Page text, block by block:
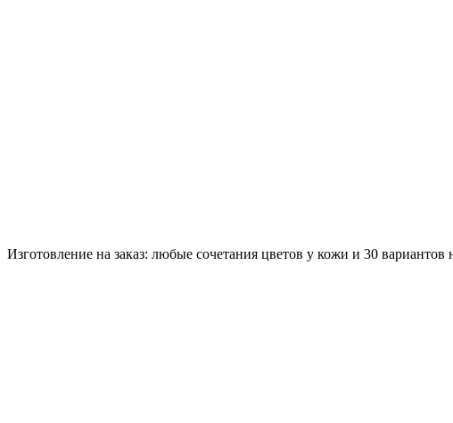
Изготовление на заказ: любые сочетания цветов у кожи и 30 вариантов